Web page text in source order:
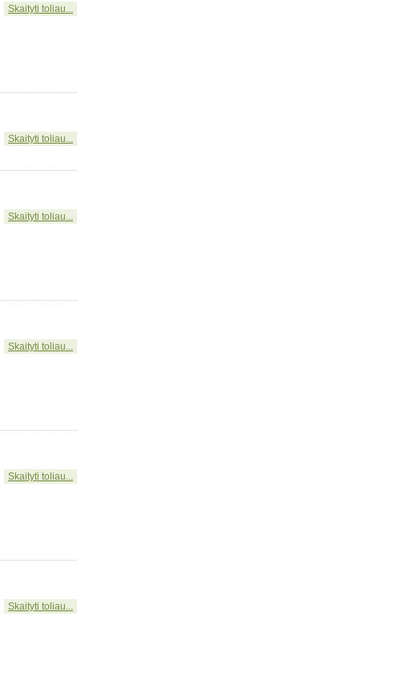
Skaityti toliau...
Skaityti toliau...
Skaityti toliau...
Skaityti toliau...
Skaityti toliau...
Skaityti toliau...